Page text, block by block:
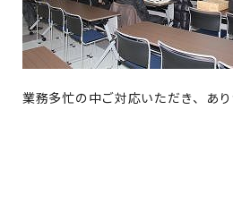
業務多忙の中ご対応いただき、あ